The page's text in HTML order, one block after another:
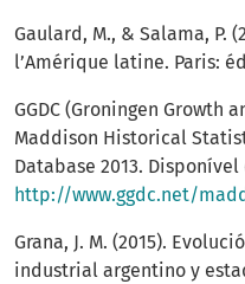
Gaulard, M., & Salama, P.
l’Amérique latine. Paris:
GGDC (Groningen Growth
Maddison Historical
Database 2013. Disponível
http://www.ggdc.net/
Grana, J. M. (2015).
industrial argentino y